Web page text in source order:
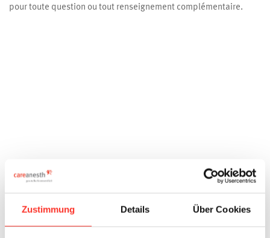
Zustimmung Details Über Cookies
pour toute question ou tout renseignement complémentaire.